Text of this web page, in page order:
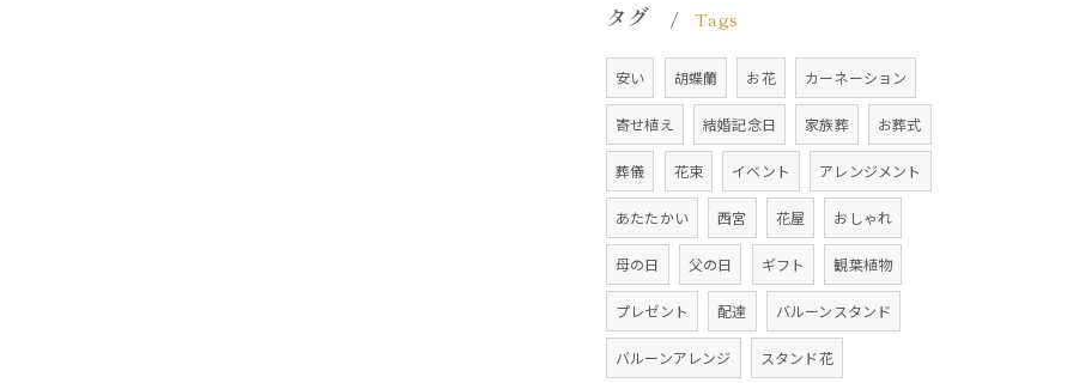
タグ Tags
安い 胡蝶蘭 お花 カーネーション
寄せ植え 結婚記念日 家族葬 お葬式
葬儀 花束 イベント アレンジメント
あたたかい 西宮 花屋 おしゃれ
母の日 父の日 ギフト 観葉植物
プレゼント 配達 バルーンスタンド
バルーンアレンジ スタンド花